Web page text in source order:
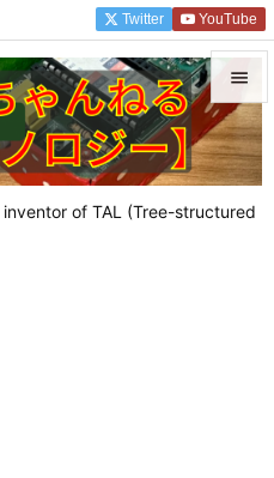
of TAL (Tree-structured


メニュ

サイド
Twitter YouTube